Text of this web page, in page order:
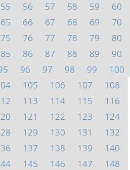
55 56 57 58 59
60
65 66 67 68 69
70
75 76 77 78 79
80
85 86 87 88 89
90
96 97 98 99
100
105 106 107
108
113 114 115
116
121 122 123
124
129 130 131
132
137 138 139
140
145 146 147
148